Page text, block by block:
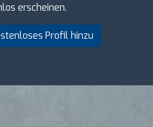
erscheinen.
Profil hinzu